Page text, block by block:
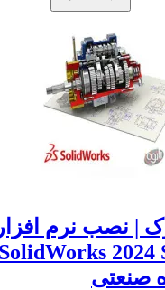
| نصب نرم افزار
صنعتی